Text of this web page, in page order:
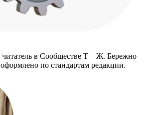
читатель в Сообществе Т⁠—⁠Ж. Бережно
по стандартам редакции.